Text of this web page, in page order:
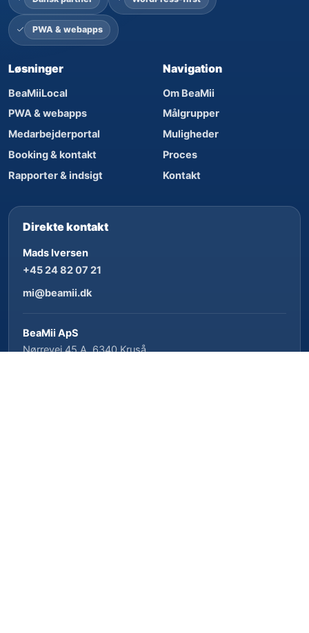
PWA & webapps
Løsninger
BeaMiiLocal
PWA & webapps
Medarbejderportal
Booking & kontakt
Rapporter & indsigt
Navigation
Om BeaMii
Målgrupper
Muligheder
Proces
Kontakt
Direkte kontakt
Mads Iversen
+45 24 82 07 21
mi@beamii.dk
BeaMii ApS
Nørrevej 45 A, 6340 Kruså